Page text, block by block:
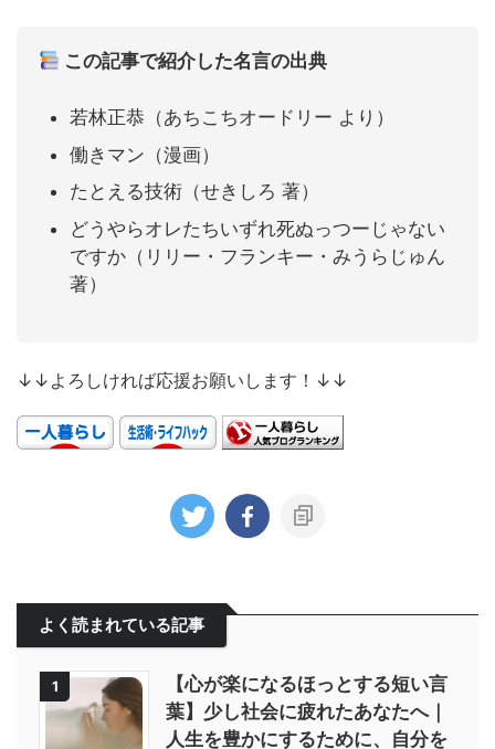
この記事で紹介した名言の出典
若林正恭（あちこちオードリー より）
働きマン（漫画）
たとえる技術（せきしろ 著）
どうやらオレたちいずれ死ぬっつーじゃない
ですか（リリー・フランキー・みうらじゅん
著）
↓↓よろしければ応援お願いします！↓↓
よく読まれている記事
1
【心が楽になるほっとする短い言
葉】少し社会に疲れたあなたへ｜
人生を豊かにするために、自分を